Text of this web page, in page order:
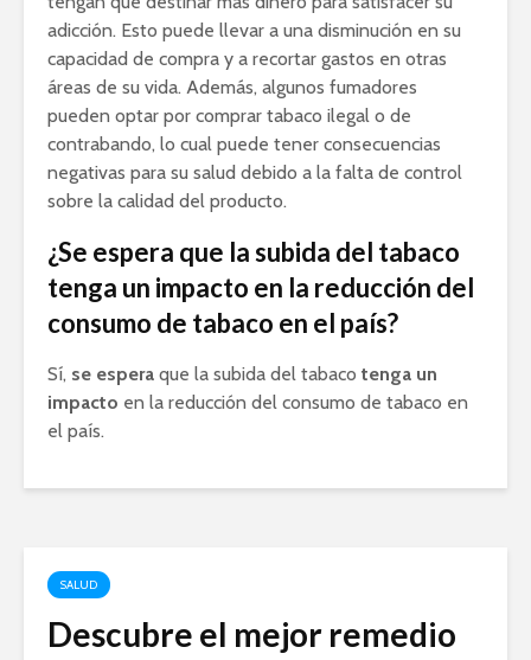
adicción. Esto puede llevar a una disminución en su
capacidad de compra y a recortar gastos en otras
áreas de su vida. Además, algunos fumadores
pueden optar por comprar tabaco ilegal o de
contrabando, lo cual puede tener consecuencias
negativas para su salud debido a la falta de control
sobre la calidad del producto.
¿Se espera que la subida del tabaco
tenga un impacto en la reducción del
consumo de tabaco en el país?
Sí, se espera que la subida del tabaco tenga un
impacto en la reducción del consumo de tabaco en
el país.
SALUD
Descubre el mejor remedio